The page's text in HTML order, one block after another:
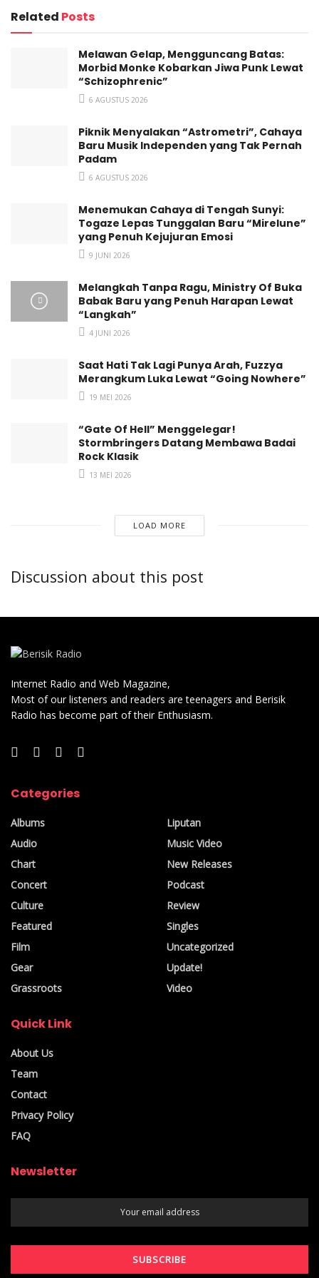
Grassroots Grunge Radio Roket
Related Posts
Melawan Gelap, Mengguncang Batas:
Morbid Monke Kobarkan Jiwa Punk Lewat
“Schizophrenic”
6 AGUSTUS 2026
Piknik Menyalakan “Astrometri”, Cahaya
Baru Musik Independen yang Tak Pernah
Padam
6 AGUSTUS 2026
Menemukan Cahaya di Tengah Sunyi:
Togaze Lepas Tunggalan Baru “Mirelune”
yang Penuh Kejujuran Emosi
9 JUNI 2026
Melangkah Tanpa Ragu, Ministry Of Buka
Babak Baru yang Penuh Harapan Lewat
“Langkah”
4 JUNI 2026
Saat Hati Tak Lagi Punya Arah, Fuzzya
Merangkum Luka Lewat “Going Nowhere”
19 MEI 2026
“Gate Of Hell” Menggelegar!
Stormbringers Datang Membawa Badai
Rock Klasik
13 MEI 2026
LOAD MORE
Discussion about this post
Internet Radio and Web Magazine,
Most of our listeners and readers are teenagers and Berisik
Radio has become part of their Enthusiasm.
Categories
Albums
Audio
Chart
Concert
Culture
Featured
Film
Gear
Grassroots
Liputan
Music Video
New Releases
Podcast
Review
Singles
Uncategorized
Update!
Video
Quick Link
About Us
Team
Contact
Privacy Policy
FAQ
Newsletter